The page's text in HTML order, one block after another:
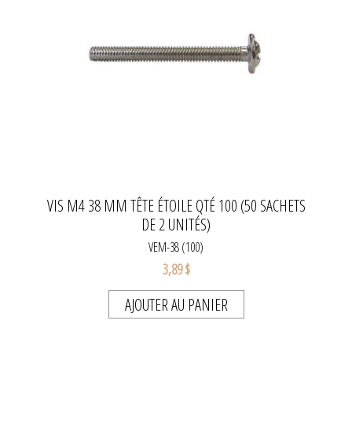
VIS M4 38 MM TÊTE ÉTOILE QTÉ 100 (50 SACHETS
DE 2 UNITÉS)
VEM-38 (100)
3,89 $
AJOUTER AU PANIER